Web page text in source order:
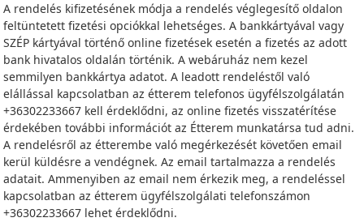
A rendelés kifizetésének módja a rendelés véglegesítő oldalon
feltüntetett fizetési opciókkal lehetséges. A bankkártyával vagy
SZÉP kártyával történő online fizetések esetén a fizetés az adott
bank hivatalos oldalán történik. A webáruház nem kezel
semmilyen bankkártya adatot. A leadott rendeléstől való
elállással kapcsolatban az étterem telefonos ügyfélszolgálatán
+36302233667 kell érdeklődni, az online fizetés visszatérítése
érdekében további információt az Étterem munkatársa tud adni.
A rendelésről az étterembe való megérkezését követően email
kerül küldésre a vendégnek. Az email tartalmazza a rendelés
adatait. Ammenyiben az email nem érkezik meg, a rendeléssel
kapcsolatban az étterem ügyfélszolgálati telefonszámon
+36302233667 lehet érdeklődni.